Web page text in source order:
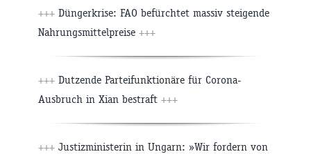
+++ Düngerkrise: FAO befürchtet massiv steigende
Nahrungsmittelpreise +++
+++ Dutzende Parteifunktionäre für Corona-
Ausbruch in Xian bestraft +++
+++ Justizministerin in Ungarn: »Wir fordern von